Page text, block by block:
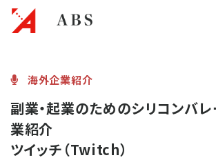
起業・
海外企業紹介
副業・起業のためのシリコンバ
業紹介
ツイッチ（Twitch）